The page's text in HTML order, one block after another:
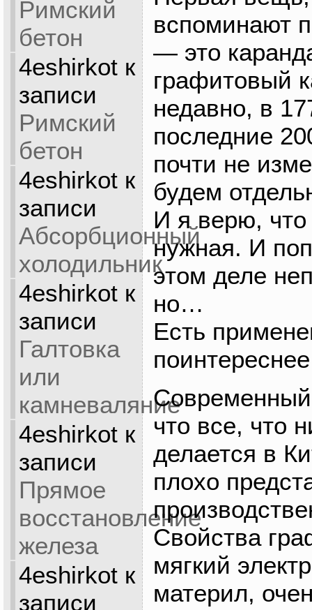
Римский
бетон
4eshirkotк
записи
Римский
бетон
4eshirkotк
записи
Абсорбционный
холодильник
4eshirkotк
записи
Галтовка
или
камневаляние
4eshirkotк
записи
Прямое
восстановление
железа
4eshirkotк
записи
вспоминают
— это
графитовый
недавно, в
последние
почти не
будем
И я верю,
нужная. И
этом деле
но…
Есть
Современный
что все, что
делается в
плохо
Свойства
мягкий
материл,